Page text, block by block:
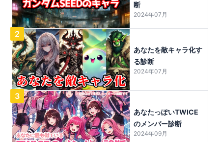
断
2024年07月
2
あなたを敵キャラ化す
る診断
2024年07月
3
あなたっぽいTWICE
のメンバー診断
2024年09月